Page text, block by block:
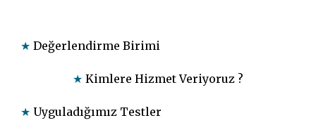
★ Değerlendirme Birimi
★ Kimlere Hizmet Veriyoruz ?
★ Uyguladığımız Testler